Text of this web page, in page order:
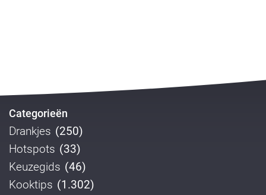
Categorieën
Drankjes (250)
Hotspots (33)
Keuzegids (46)
Kooktips (1.302)